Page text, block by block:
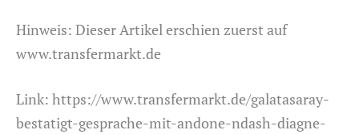
Hinweis: Dieser Artikel erschien zuerst auf
www.transfermarkt.de
Link: https://www.transfermarkt.de/galatasaray-
bestatigt-gesprache-mit-andone-ndash-diagne-